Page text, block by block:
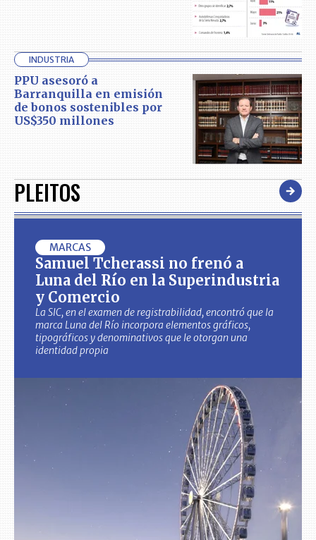
INDUSTRIA
PPU asesoró a
Barranquilla en emisión
de bonos sostenibles por
US$350 millones
PLEITOS
MARCAS
Samuel Tcherassi no frenó a
Luna del Río en la Superindustria
y Comercio
La SIC, en el examen de registrabilidad, encontró que la
marca Luna del Río incorpora elementos gráficos,
tipográficos y denominativos que le otorgan una
identidad propia